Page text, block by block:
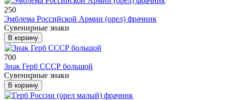
250
Эмблема Российской Армии (орел) фрачник
Сувенирные знаки
В корзину
700
Знак Герб СССР большой
Сувенирные знаки
В корзину